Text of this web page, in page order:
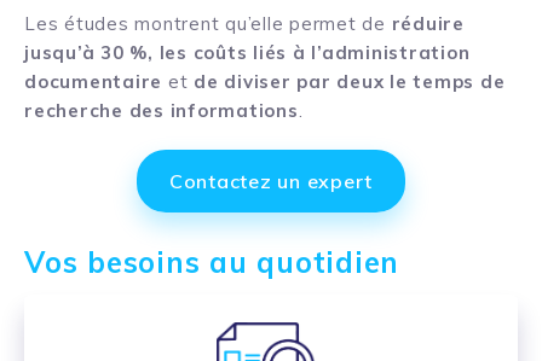
Les études montrent qu’elle permet de réduire
jusqu’à 30 %, les coûts liés à l’administration
documentaire et de diviser par deux le temps de
recherche des informations
Contactez un expert
Vos besoins au quotidien